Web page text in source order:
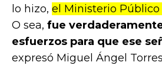
lo hizo, el Ministerio
O sea, fue
esfuerzos para que ese
expresó Miguel Ángel